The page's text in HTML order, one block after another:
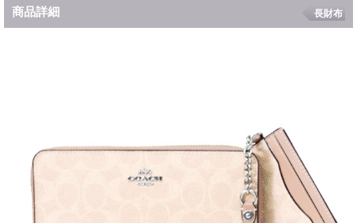
商品詳細 長財布